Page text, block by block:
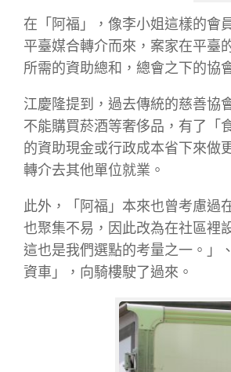
在「阿福」，像李小姐這樣的會
平臺媒合轉介而來，案家在平臺
所需的資助總和，總會之下的協
江慶隆提到，過去傳統的慈善協
不能購買菸酒等奢侈品，有了「
的資助現金或行政成本省下來做
轉介去其他單位就業。
此外，「阿福」本來也曾考慮過
也聚集不易，因此改為在社區裡
這也是我們選點的考量之一。」
資車」，向騎樓駛了過來。